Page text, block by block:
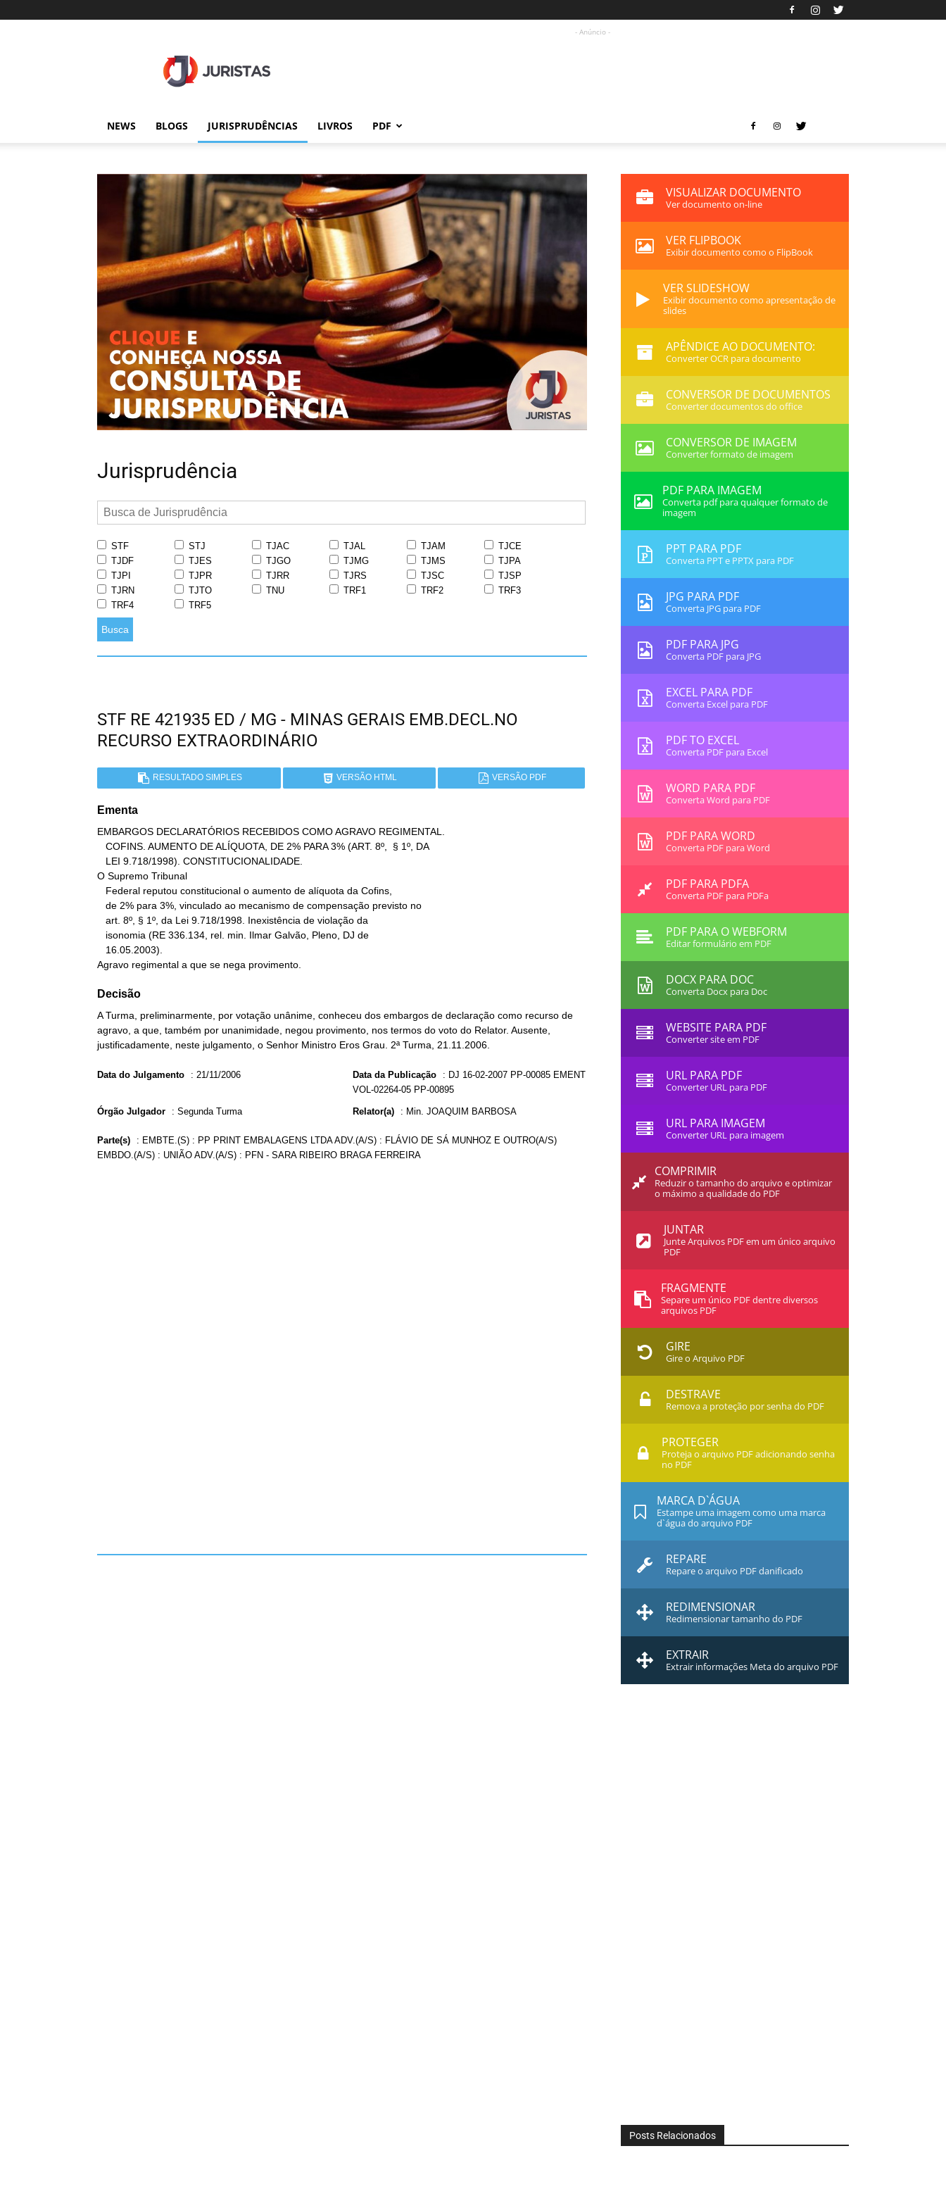
- Anúncio -
NEWS BLOGS JURISPRUDÊNCIAS LIVROS PDF
Jurisprudência
STF STJ TJAC TJAL TJAM
TJCE
TJDF
TJES TJGO TJMG TJMS
TJPA
TJPI
TJPR TJRR TJRS TJSC
TJSP
TJRN
TJTO TNU TRF1 TRF2
TRF3
TRF4
TRF5
Busca
STF RE 421935 ED / MG - MINAS GERAIS EMB.DECL.NO
RECURSO EXTRAORDINÁRIO
RESULTADO SIMPLES VERSÃO HTML VERSÃO PDF
Ementa
EMBARGOS DECLARATÓRIOS RECEBIDOS COMO AGRAVO REGIMENTAL.
O Supremo Tribunal
Agravo regimental a que se nega provimento.
Decisão
A Turma, preliminarmente, por votação unânime, conheceu dos embargos de declaração como recurso de
agravo, a que, também por unanimidade, negou provimento, nos termos do voto do Relator. Ausente,
justificadamente, neste julgamento, o Senhor Ministro Eros Grau. 2ª Turma, 21.11.2006.
Data do Julgamento : 21/11/2006 Data da Publicação : DJ 16-02-2007 PP-00085 EMENT
VOL-02264-05 PP-00895
Órgão Julgador : Segunda Turma Relator(a) : Min. JOAQUIM BARBOSA
Parte(s) : EMBTE.(S) : PP PRINT EMBALAGENS LTDA ADV.(A/S) : FLÁVIO DE SÁ MUNHOZ E OUTRO(A/S)
EMBDO.(A/S) : UNIÃO ADV.(A/S) : PFN - SARA RIBEIRO BRAGA FERREIRA
VISUALIZAR DOCUMENTO
Ver documento on-line
VER FLIPBOOK
Exibir documento como o FlipBook
VER SLIDESHOW
Exibir documento como apresentação de
slides
APÊNDICE AO DOCUMENTO:
Converter OCR para documento
CONVERSOR DE DOCUMENTOS
Converter documentos do office
CONVERSOR DE IMAGEM
Converter formato de imagem
PDF PARA IMAGEM
Converta pdf para qualquer formato de
imagem
PPT PARA PDF
Converta PPT e PPTX para PDF
JPG PARA PDF
Converta JPG para PDF
PDF PARA JPG
Converta PDF para JPG
EXCEL PARA PDF
Converta Excel para PDF
PDF TO EXCEL
Converta PDF para Excel
WORD PARA PDF
Converta Word para PDF
PDF PARA WORD
Converta PDF para Word
PDF PARA PDFA
Converta PDF para PDFa
PDF PARA O WEBFORM
Editar formulário em PDF
DOCX PARA DOC
Converta Docx para Doc
WEBSITE PARA PDF
Converter site em PDF
URL PARA PDF
Converter URL para PDF
URL PARA IMAGEM
Converter URL para imagem
COMPRIMIR
Reduzir o tamanho do arquivo e optimizar
o máximo a qualidade do PDF
JUNTAR
Junte Arquivos PDF em um único arquivo
PDF
FRAGMENTE
Separe um único PDF dentre diversos
arquivos PDF
GIRE
Gire o Arquivo PDF
DESTRAVE
Remova a proteção por senha do PDF
PROTEGER
Proteja o arquivo PDF adicionando senha
no PDF
MARCA D`ÁGUA
Estampe uma imagem como uma marca
d`água do arquivo PDF
REPARE
Repare o arquivo PDF danificado
REDIMENSIONAR
Redimensionar tamanho do PDF
EXTRAIR
Extrair informações Meta do arquivo PDF
Posts Relacionados